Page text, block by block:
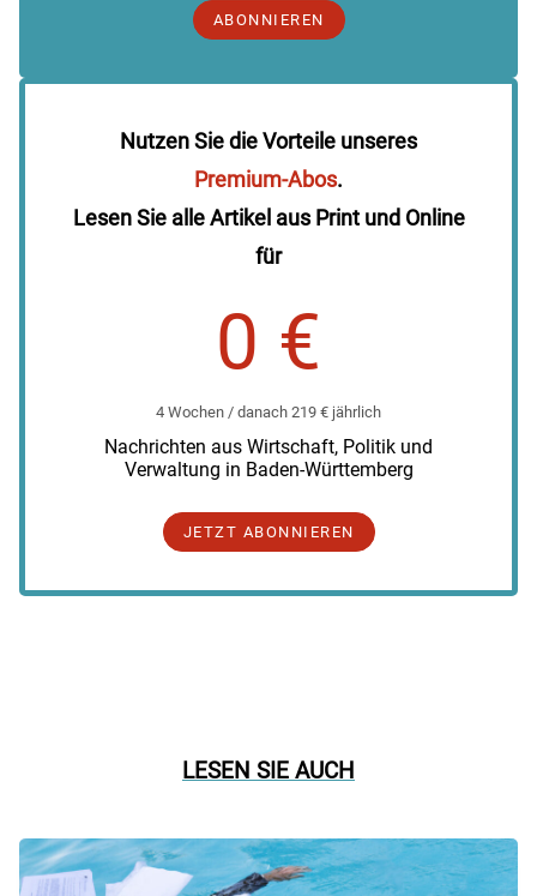
ABONNIEREN
Nutzen Sie die Vorteile unseres
Premium-Abos.
Lesen Sie alle Artikel aus Print und Online
für
0 €
4 Wochen / danach 219 € jährlich
Nachrichten aus Wirtschaft, Politik und
Verwaltung in Baden-Württemberg
JETZT ABONNIEREN
LESEN SIE AUCH